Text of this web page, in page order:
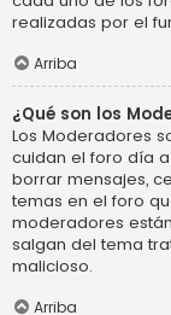
realizadas por el
Arriba
¿Qué son los
Los Moderadores
cuidan el foro día
borrar mensajes,
temas en el foro
moderadores
salgan del tema
malicioso.
Arriba